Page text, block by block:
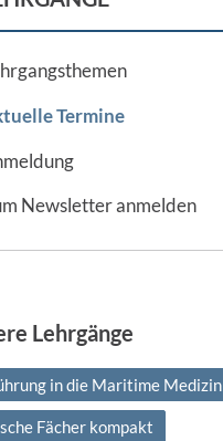
Termine
Newsletter anmelden
Lehrgänge
in die Maritime Medizin
Fächer kompakt